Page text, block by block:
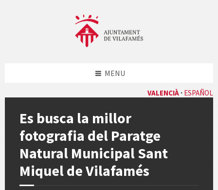
VALENCIÀ ESPAÑOL
MENU
Es busca la millor
fotografia del Paratge
Natural Municipal Sant
Miquel de Vilafamés